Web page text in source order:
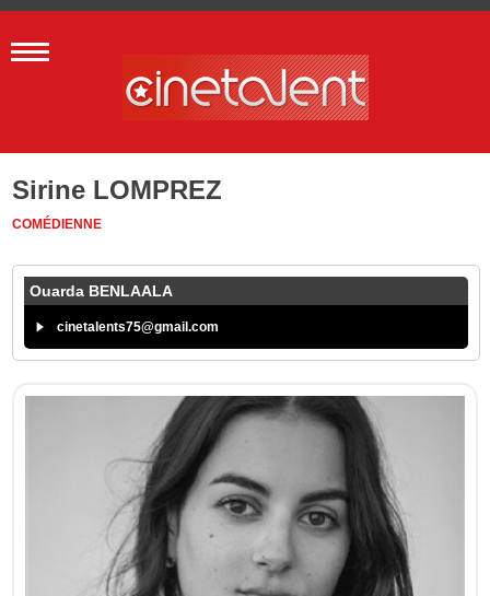
Sirine LOMPREZ
COMÉDIENNE
Ouarda BENLAALA
cinetalents75@gmail.com